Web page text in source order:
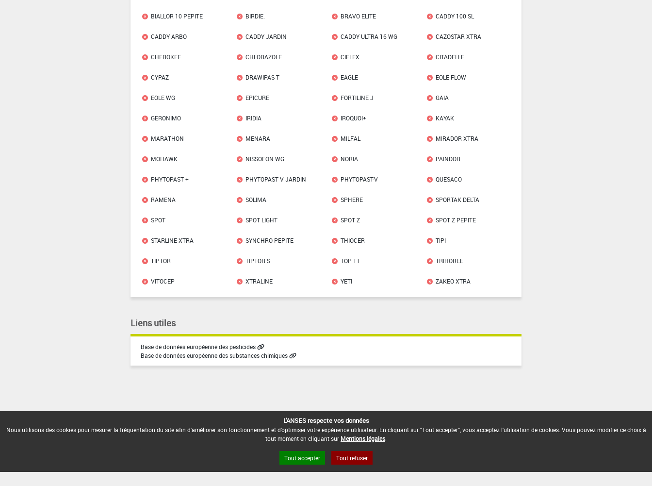
BIALLOR 10 PEPITE BIRDIE. BRAVO ELITE CADDY 100 SL
CADDY ARBO CADDY JARDIN CADDY ULTRA 16 WG CAZOSTAR XTRA
CHEROKEE CHLORAZOLE CIELEX CITADELLE
CYPAZ DRAWIPAS T EAGLE EOLE FLOW
EOLE WG EPICURE FORTILINE J GAIA
GERONIMO IRIDIA IROQUOI+ KAYAK
MARATHON MENARA MILFAL MIRADOR XTRA
MOHAWK NISSOFON WG NORIA PAINDOR
PHYTOPAST + PHYTOPAST V JARDIN PHYTOPAST-V QUESACO
RAMENA SOLIMA SPHERE SPORTAK DELTA
SPOT SPOT LIGHT SPOT Z SPOT Z PEPITE
STARLINE XTRA SYNCHRO PEPITE THIOCER TIPI
TIPTOR TIPTOR S TOP T1 TRIHOREE
VITOCEP XTRALINE YETI ZAKEO XTRA
Liens utiles
Base de données européenne des pesticides
Base de données européenne des substances chimiques
Version du produit : v19.2
L'ANSES respecte vos données
Nous utilisons des cookies pour mesurer la fréquentation du site afin d'améliorer son fonctionnement et d'optimiser votre expérience utilisateur. En cliquant sur "Tout accepter", vous acceptez l'utilisation de cookies. Vous pouvez modifier ce choix à
tout moment en cliquant sur Mentions légales
Tout accepter Tout refuser